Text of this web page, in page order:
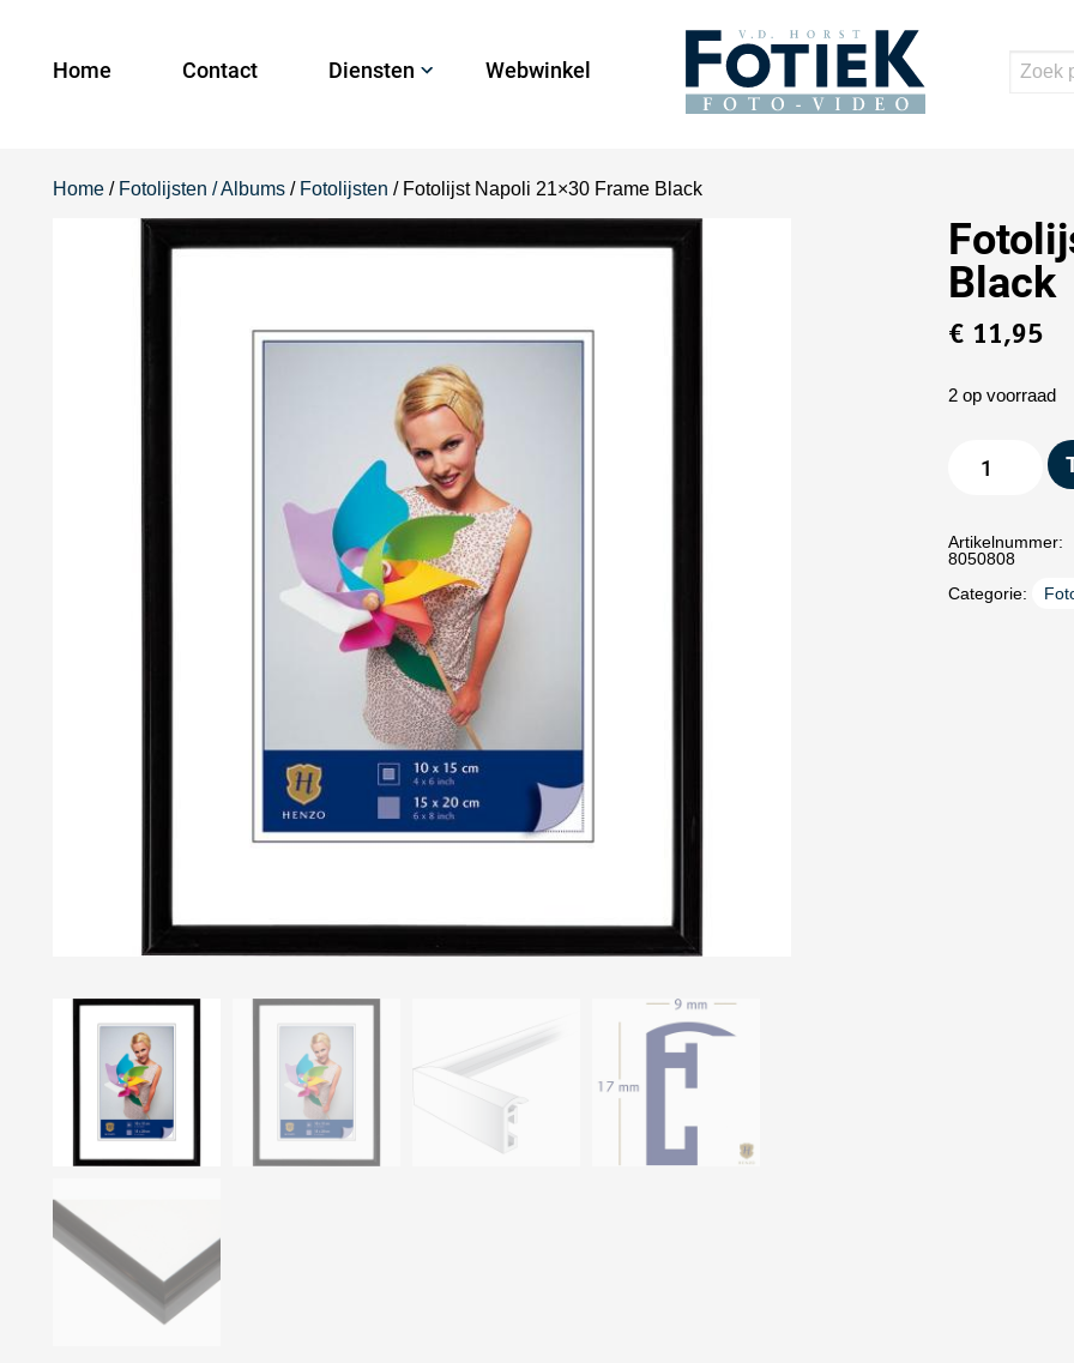
Home Contact Diensten Webwinkel
Home / Fotolijsten / Albums / Fotolijsten / Fotolijst Napoli 21×30 Frame Black
Black
€11,95
2 op voorraad
Artikelnummer:
8050808
Categorie: